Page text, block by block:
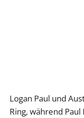
Logan Paul und
Ring, während